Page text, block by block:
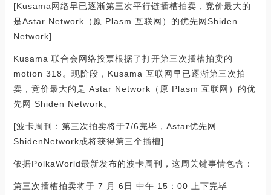
[Kusama网络早已逐渐第三次平行链插槽拍卖，竞价最大的
是Astar Network（原 Plasm 互联网）的优先网Shiden
Network]
Kusama 联合会网络投票根据了打开第三次插槽拍卖的
motion 318。现阶段，Kusama 互联网早已逐渐第三次拍
卖，竞价最大的是 Astar Network（原 Plasm 互联网）的优
先网 Shiden Network。
[波卡周刊：第三次拍卖将于7/6完毕，Astar优先网
ShidenNetwork或将获得第三个插槽]
依据PolkaWorld最新发布的波卡周刊，这周关键事情包含：
第三次插槽拍卖将于 7 月 6日 中午 15：00 上下完毕